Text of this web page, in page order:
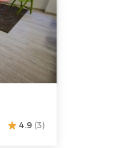
25
4.9 (3)